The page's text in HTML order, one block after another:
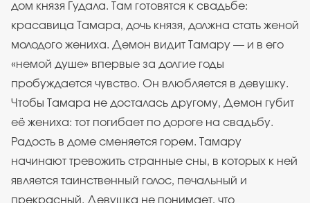
дом князя Гудала. Там готовятся к свадьбе:
красавица Тамара, дочь князя, должна стать женой
молодого жениха. Демон видит Тамару — и в его
«немой душе» впервые за долгие годы
пробуждается чувство. Он влюбляется в девушку.
Чтобы Тамара не досталась другому, Демон губит
её жениха: тот погибает по дороге на свадьбу.
Радость в доме сменяется горем. Тамару
начинают тревожить странные сны, в которых к ней
является таинственный голос, печальный и
прекрасный. Девушка не понимает, что